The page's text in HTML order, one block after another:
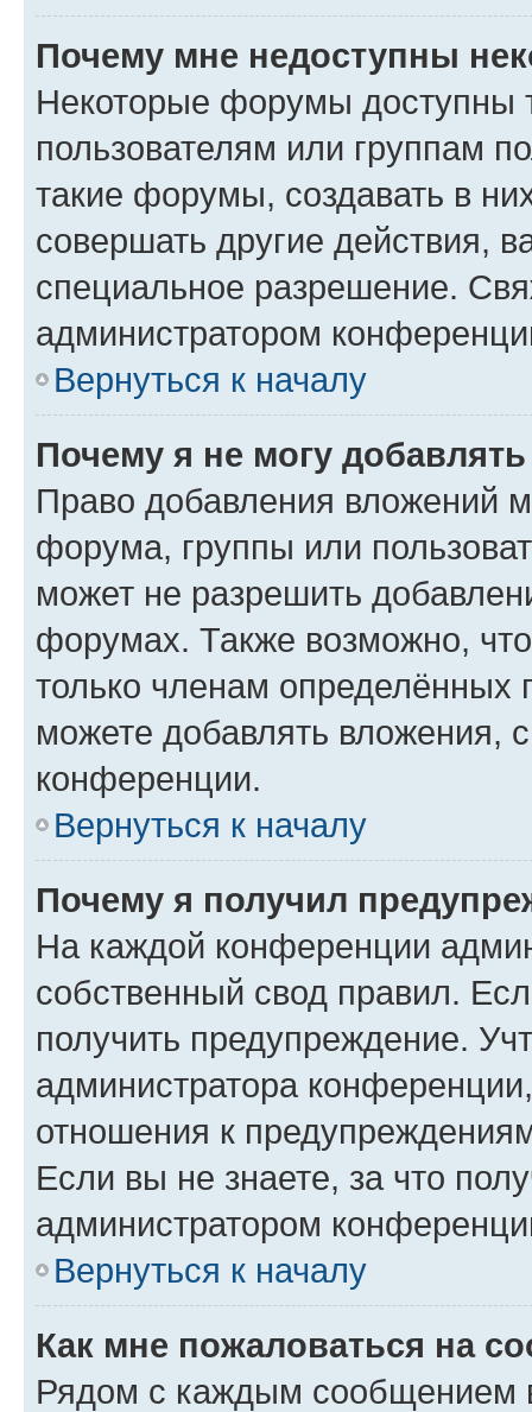
Почему мне недоступны
Некоторые форумы доступны
пользователям или группам
такие форумы, создавать в
совершать другие действия,
специальное разрешение.
администратором
Вернуться к началу
Почему я не могу
Право добавления вложений
форума, группы или
может не разрешить
форумах. Также возможно,
только членам определённых
можете добавлять вложения,
конференции.
Вернуться к началу
Почему я получил
На каждой конференции
собственный свод правил.
получить предупреждение.
администратора
отношения к
Если вы не знаете, за что
администратором
Вернуться к началу
Как мне пожаловаться на
Рядом с каждым сообщением